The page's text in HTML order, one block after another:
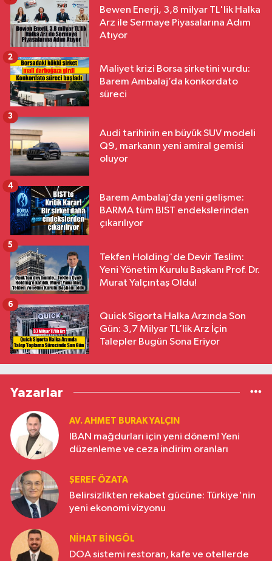
Bewen Enerji, 3,8 milyar TL'lik Halka
Arz ile Sermaye Piyasalarına Adım
Atıyor
Maliyet krizi Borsa şirketini vurdu:
Barem Ambalaj’da konkordato
süreci
2
Audi tarihinin en büyük SUV modeli
Q9, markanın yeni amiral gemisi
oluyor
3
Barem Ambalaj’da yeni gelişme:
BARMA tüm BIST endekslerinden
çıkarılıyor
4
Tekfen Holding'de Devir Teslim:
Yeni Yönetim Kurulu Başkanı Prof. Dr.
Murat Yalçıntaş Oldu!
5
Quick Sigorta Halka Arzında Son
Gün: 3,7 Milyar TL’lik Arz İçin
Talepler Bugün Sona Eriyor
6
Yazarlar
AV. AHMET BURAK YALÇIN
IBAN mağdurları için yeni dönem! Yeni
düzenleme ve ceza indirim oranları
ŞEREF ÖZATA
Belirsizlikten rekabet gücüne: Türkiye'nin
yeni ekonomi vizyonu
NIHAT BINGÖL
DOA sistemi restoran, kafe ve otellerde